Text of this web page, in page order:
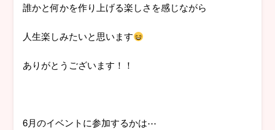
誰かと何かを作り上げる楽しさを感じながら
人生楽しみたいと思います
ありがとうございます！！
6月のイベントに参加するかは⋯